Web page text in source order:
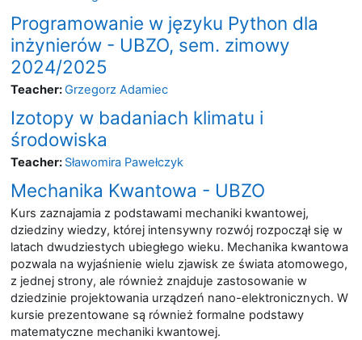
Programowanie w języku Python dla
inżynierów - UBZO, sem. zimowy
2024/2025
Teacher:Grzegorz Adamiec
Izotopy w badaniach klimatu i
środowiska
Teacher: Sławomira Pawełczyk
Mechanika Kwantowa - UBZO
Kurs zaznajamia z podstawami mechaniki kwantowej,
dziedziny wiedzy, której intensywny rozwój rozpoczął się w
latach dwudziestych ubiegłego wieku. Mechanika kwantowa
pozwala na wyjaśnienie wielu zjawisk ze świata atomowego,
z jednej strony, ale również znajduje zastosowanie w
dziedzinie projektowania urządzeń nano-elektronicznych. W
kursie prezentowane są również formalne podstawy
matematyczne mechaniki kwantowej.